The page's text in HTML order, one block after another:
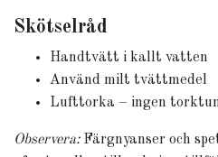
Skötselråd
Handtvätt i kallt vatten
Använd milt tvättmedel
Lufttorka – ingen
Observera:Färgnyanser och